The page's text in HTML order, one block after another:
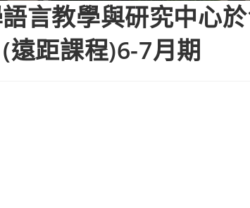
言教學與研究中心
遠距課程)6-7月期